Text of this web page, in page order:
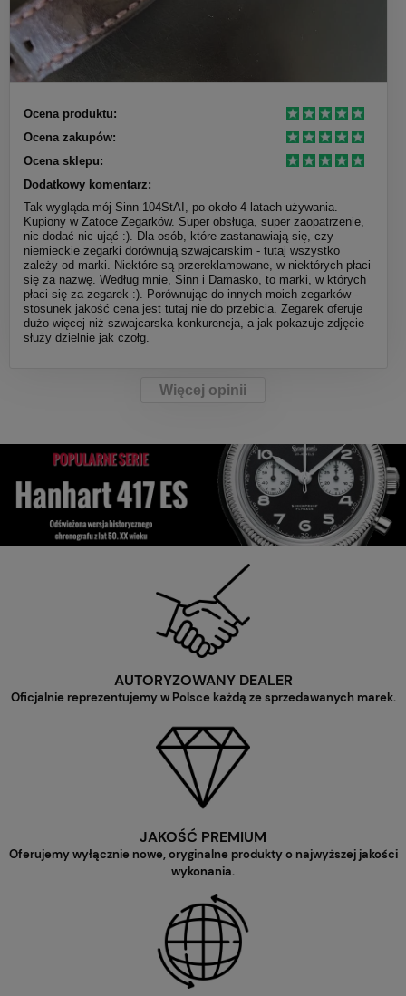
Ocena produktu:
Ocena zakupów:
Ocena sklepu:
Dodatkowy komentarz:
Tak wygląda mój Sinn 104StAI, po około 4 latach używania.
Kupiony w Zatoce Zegarków. Super obsługa, super zaopatrzenie,
nic dodać nic ująć :). Dla osób, które zastanawiają się, czy
niemieckie zegarki dorównują szwajcarskim - tutaj wszystko
zależy od marki. Niektóre są przereklamowane, w niektórych płaci
się za nazwę. Według mnie, Sinn i Damasko, to marki, w których
płaci się za zegarek :). Porównując do innych moich zegarków -
stosunek jakość cena jest tutaj nie do przebicia. Zegarek oferuje
dużo więcej niż szwajcarska konkurencja, a jak pokazuje zdjęcie
służy dzielnie jak czołg.
Więcej opinii
AUTORYZOWANY DEALER
Oficjalnie reprezentujemy w Polsce każdą ze sprzedawanych marek.
JAKOŚĆ PREMIUM
Oferujemy wyłącznie nowe, oryginalne produkty o najwyższej jakości
wykonania.